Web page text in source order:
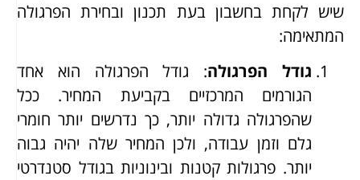
שיש לקחת בחשבון בעת תכנון ובחירת הפרגולה
המתאימה:
גודל הפרגולה: גודל הפרגולה הוא אחד
הגורמים המרכזיים בקביעת המחיר. ככל
שהפרגולה גדולה יותר, כך נדרשים יותר חומרי
גלם וזמן עבודה, ולכן המחיר שלה יהיה גבוה
יותר. פרגולות קטנות ובינוניות בגודל סטנדרטי